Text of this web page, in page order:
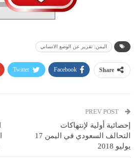
اليمن: تقرير عن الوضع الانساني
Share
Facebook
Twitter
إحصائية أولية لإنتهاكات
التحالف السعودي في اليمن 17
يوليو 2018